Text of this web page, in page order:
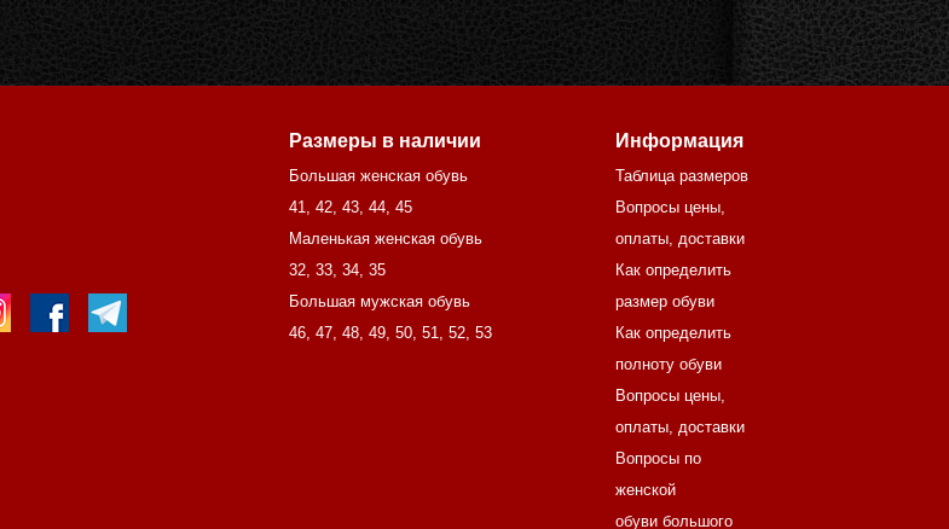
Размеры в наличии
Большая женская обувь
41, 42, 43, 44, 45
Маленькая женская обувь
32, 33, 34, 35
Большая мужская обувь
46, 47, 48, 49, 50, 51, 52, 53
Информация
Таблица размеров
Вопросы цены,
оплаты, доставки
Как определить
размер обуви
Как определить
полноту обуви
Вопросы цены,
оплаты, доставки
Вопросы по
женской
обуви большого